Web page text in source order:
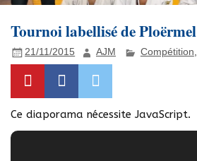
Tournoi labellisé de Ploërmel
21/11/2015 AJM Compétition,
Ce diaporama nécessite JavaScript.